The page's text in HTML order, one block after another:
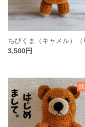
3,500円